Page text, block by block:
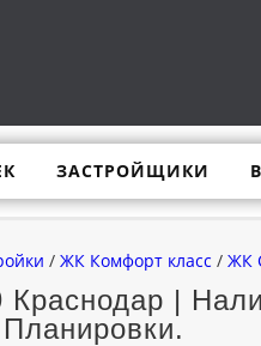
ЗАСТРОЙЩИКИ
/ ЖК Комфорт класс / ЖК
|